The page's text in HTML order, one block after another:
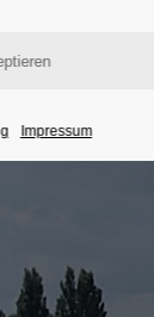
Impressum